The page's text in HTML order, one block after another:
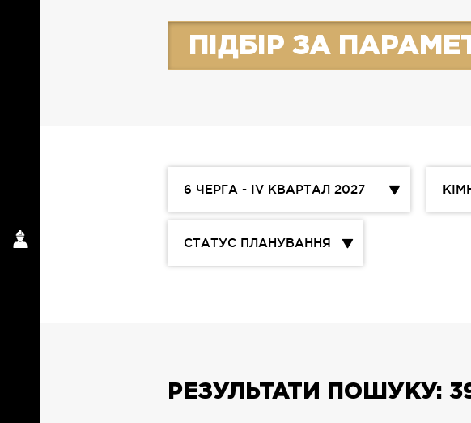
ПІДБІР ЗА
6 ЧЕРГА - IV КВАРТАЛ 2027
СТАТУС ПЛАНУВАННЯ
РЕЗУЛЬТАТИ ПОШУКУ: